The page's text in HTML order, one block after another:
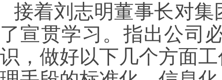
接着刘志明董事长对集
了宣贯学习。指出公司
识，做好以下几个方面